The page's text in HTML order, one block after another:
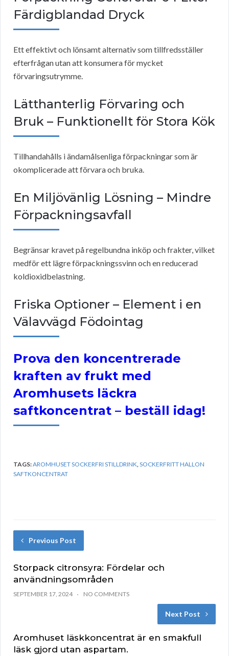
Färdigblandad Dryck
Ett effektivt och lönsamt alternativ som tillfredsställer
efterfrågan utan att konsumera för mycket
förvaringsutrymme.
Lätthanterlig Förvaring och
Bruk – Funktionellt för Stora Kök
Tillhandahålls i ändamålsenliga förpackningar som är
okomplicerade att förvara och bruka.
En Miljövänlig Lösning – Mindre
Förpackningsavfall
Begränsar kravet på regelbundna inköp och frakter, vilket
medför ett lägre förpackningssvinn och en reducerad
koldioxidbelastning.
Friska Optioner – Element i en
Välavvägd Födointag
Prova den koncentrerade
kraften av frukt med
Aromhusets läckra
saftkoncentrat – beställ idag!
TAGS:AROMHUSET SOCKERFRI STILLDRINK,SOCKERFRITT HALLON
SAFTKONCENTRAT
Previous Post
Storpack citronsyra: Fördelar och
användningsområden
SEPTEMBER 17, 2024 NO COMMENTS
Next Post
Aromhuset läskkoncentrat är en smakfull
läsk gjord utan aspartam.